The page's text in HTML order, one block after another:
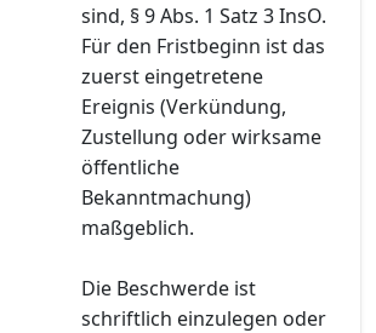
sind, § 9 Abs. 1 Satz 3 InsO.
Für den Fristbeginn ist das
zuerst eingetretene
Ereignis (Verkündung,
Zustellung oder wirksame
öffentliche
Bekanntmachung)
maßgeblich.
Die Beschwerde ist
schriftlich einzulegen oder